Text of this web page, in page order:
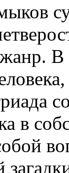
В
в